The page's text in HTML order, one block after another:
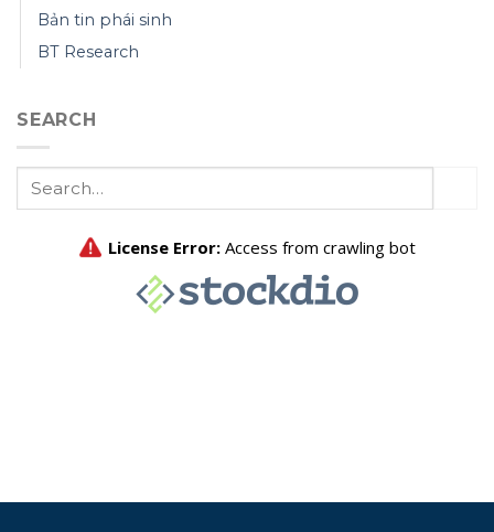
Bản tin phái sinh
BT Research
SEARCH